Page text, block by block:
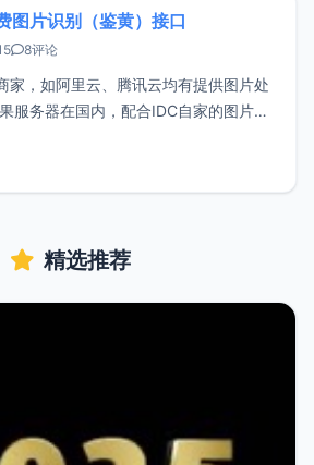
图片识别（鉴黄）接口
8评论
家，如阿里云、腾讯云均有提供图片处
服务器在国内，配合IDC自家的图片处
时候不得不考虑使用国外的接口来替
口是为了给ImgURL 提供图片鉴黄，
精选推荐